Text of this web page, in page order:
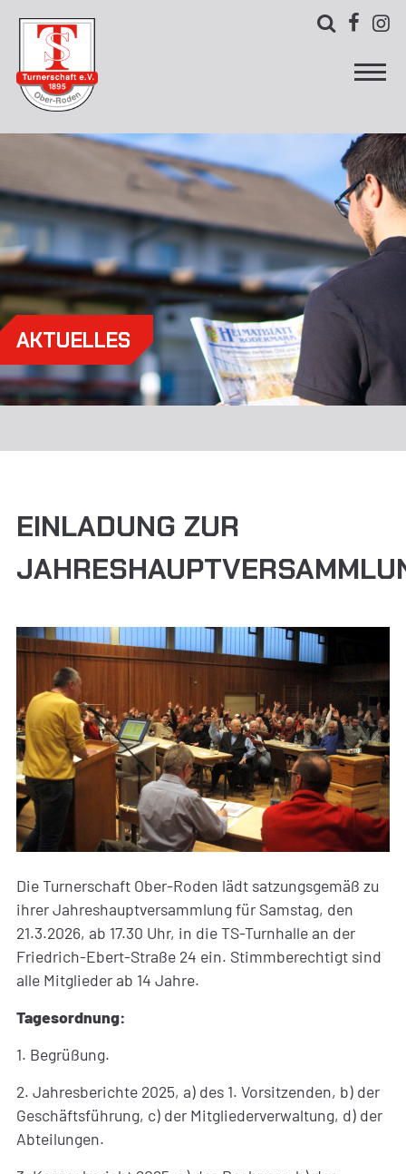
  
AKTUELLES
EINLADUNG ZUR
Die Turnerschaft Ober-Roden lädt satzungsgemäß zu
ihrer Jahreshauptversammlung für Samstag, den
21.3.2026, ab 17.30 Uhr, in die TS-Turnhalle an der
Friedrich-Ebert-Straße 24 ein. Stimmberechtigt sind
alle Mitglieder ab 14 Jahre.
Tagesordnung:
1. Begrüßung.
2. Jahresberichte 2025, a) des 1. Vorsitzenden, b) der
Geschäftsführung, c) der Mitgliederverwaltung, d) der
Abteilungen.